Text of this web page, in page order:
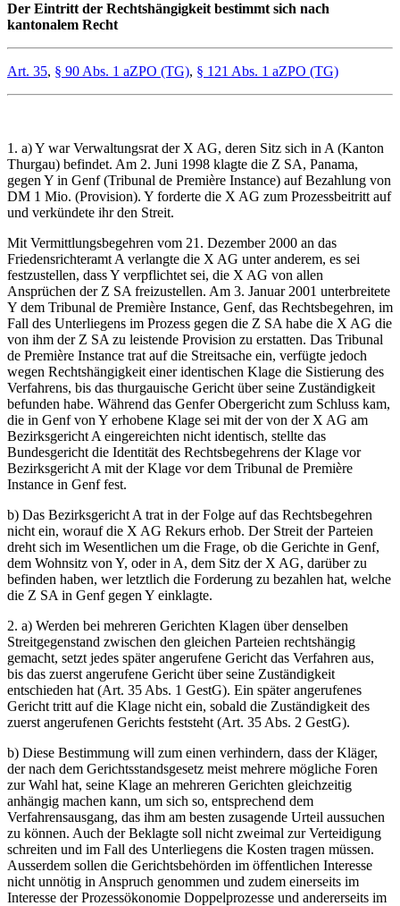
Der Eintritt der Rechtshängigkeit bestimmt sich nach
kantonalem Recht
Art. 35, § 90 Abs. 1 aZPO (TG), § 121 Abs. 1 aZPO (TG)
1. a) Y war Verwaltungsrat der X AG, deren Sitz sich in A (Kanton
Thurgau) befindet. Am 2. Juni 1998 klagte die Z SA, Panama,
gegen Y in Genf (Tribunal de Première Instance) auf Bezahlung von
DM 1 Mio. (Provision). Y forderte die X AG zum Prozessbeitritt auf
und verkündete ihr den Streit.
Mit Vermittlungsbegehren vom 21. Dezember 2000 an das
Friedensrichteramt A verlangte die X AG unter anderem, es sei
festzustellen, dass Y verpflichtet sei, die X AG von allen
Ansprüchen der Z SA freizustellen. Am 3. Januar 2001 unterbreitete
Y dem Tribunal de Première Instance, Genf, das Rechtsbegehren, im
Fall des Unterliegens im Prozess gegen die Z SA habe die X AG die
von ihm der Z SA zu leistende Provision zu erstatten. Das Tribunal
de Première Instance trat auf die Streitsache ein, verfügte jedoch
wegen Rechtshängigkeit einer identischen Klage die Sistierung des
Verfahrens, bis das thurgauische Gericht über seine Zuständigkeit
befunden habe. Während das Genfer Obergericht zum Schluss kam,
die in Genf von Y erhobene Klage sei mit der von der X AG am
Bezirksgericht A eingereichten nicht identisch, stellte das
Bundesgericht die Identität des Rechtsbegehrens der Klage vor
Bezirksgericht A mit der Klage vor dem Tribunal de Première
Instance in Genf fest.
b) Das Bezirksgericht A trat in der Folge auf das Rechtsbegehren
nicht ein, worauf die X AG Rekurs erhob. Der Streit der Parteien
dreht sich im Wesentlichen um die Frage, ob die Gerichte in Genf,
dem Wohnsitz von Y, oder in A, dem Sitz der X AG, darüber zu
befinden haben, wer letztlich die Forderung zu bezahlen hat, welche
die Z SA in Genf gegen Y einklagte.
2. a) Werden bei mehreren Gerichten Klagen über denselben
Streitgegenstand zwischen den gleichen Parteien rechtshängig
gemacht, setzt jedes später angerufene Gericht das Verfahren aus,
bis das zuerst angerufene Gericht über seine Zuständigkeit
entschieden hat (Art. 35 Abs. 1 GestG). Ein später angerufenes
Gericht tritt auf die Klage nicht ein, sobald die Zuständigkeit des
zuerst angerufenen Gerichts feststeht (Art. 35 Abs. 2 GestG).
b) Diese Bestimmung will zum einen verhindern, dass der Kläger,
der nach dem Gerichtsstandsgesetz meist mehrere mögliche Foren
zur Wahl hat, seine Klage an mehreren Gerichten gleichzeitig
anhängig machen kann, um sich so, entsprechend dem
Verfahrensausgang, das ihm am besten zusagende Urteil aussuchen
zu können. Auch der Beklagte soll nicht zweimal zur Verteidigung
schreiten und im Fall des Unterliegens die Kosten tragen müssen.
Ausserdem sollen die Gerichtsbehörden im öffentlichen Interesse
nicht unnötig in Anspruch genommen und zudem einerseits im
Interesse der Prozessökonomie Doppelprozesse und andererseits im